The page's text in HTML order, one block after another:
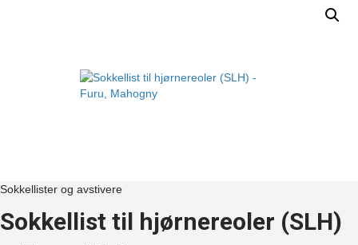
Sokkellister og avstivere
Sokkellist til hjørnereoler (SLH)